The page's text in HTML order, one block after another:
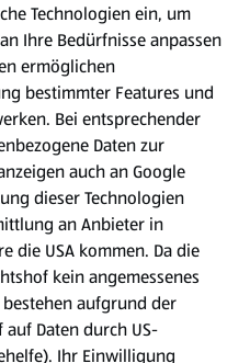
Technologien ein, um
Ihre Bedürfnisse anpassen
ermöglichen
bestimmter Features und
Bei entsprechender
Daten zur
auch an Google
dieser Technologien
an Anbieter in
die USA kommen. Da die
kein angemessenes
aufgrund der
Daten durch US-
Ihr Einwilligung